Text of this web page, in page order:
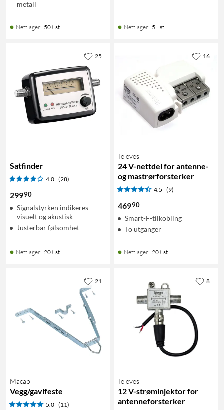
metall
Nettlager: 50+ st Nettlager: 5+ st
Satfinder
4.0 (28)
29990
Signalstyrken indikeres
visuelt og akustisk
Justerbar følsomhet
Nettlager: 20+ st
25
Televes
24 V-nettdel for antenne-
og mastrørforsterker
4.5 (9)
46990
Smart-F-tilkobling
To utganger
Nettlager: 20+ st
16
Macab
Vegg/gavlfeste
5.0 (11)
21
Televes
12 V-strøminjektor for
antenneforsterker
8